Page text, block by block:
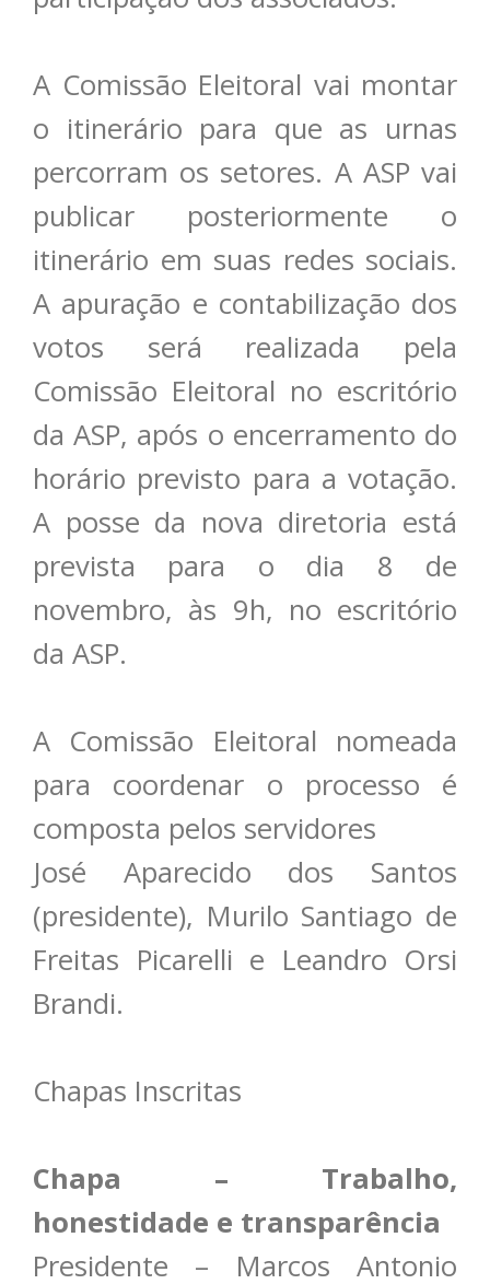
A Comissão Eleitoral vai montar
o itinerário para que as urnas
percorram os setores. A ASP vai
publicar posteriormente o
itinerário em suas redes sociais.
A apuração e contabilização dos
votos será realizada pela
Comissão Eleitoral no escritório
da ASP, após o encerramento do
horário previsto para a votação.
A posse da nova diretoria está
prevista para o dia 8 de
novembro, às 9h, no escritório
da ASP.
A Comissão Eleitoral nomeada
para coordenar o processo é
composta pelos servidores
José Aparecido dos Santos
(presidente), Murilo Santiago de
Freitas Picarelli e Leandro Orsi
Brandi.
Chapas Inscritas
Chapa – Trabalho,
honestidade e transparência
Presidente – Marcos Antonio